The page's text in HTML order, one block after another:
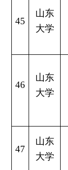
45
山东
大学
46
山东
大学
47
山东
大学